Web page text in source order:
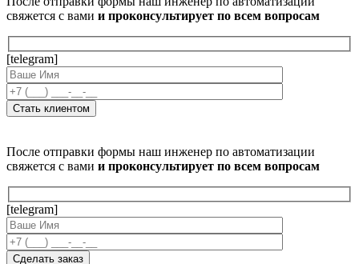
свяжется с вами и проконсультирует по всем вопросам
[telegram]
После отправки формы наш инженер по автоматизации
свяжется с вами и проконсультирует по всем вопросам
[telegram]